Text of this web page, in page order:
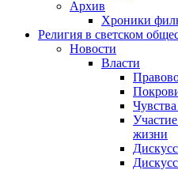
Архив
Хроники
Религия в светском
Новости
Власти
жизни